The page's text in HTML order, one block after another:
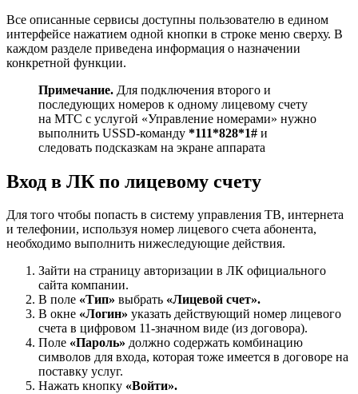
Все описанные сервисы доступны пользователю в едином
интерфейсе нажатием одной кнопки в строке меню сверху. В
каждом разделе приведена информация о назначении
конкретной функции.
Примечание. Для подключения второго и
последующих номеров к одному лицевому счету
на МТС с услугой «Управление номерами» нужно
выполнить USSD-команду *111*828*1# и
следовать подсказкам на экране аппарата
Вход в ЛК по лицевому счету
Для того чтобы попасть в систему управления ТВ, интернета
и телефонии, используя номер лицевого счета абонента,
необходимо выполнить нижеследующие действия.
Зайти на страницу авторизации в ЛК официального
сайта компании.
В поле «Тип» выбрать «Лицевой счет».
В окне «Логин» указать действующий номер лицевого
счета в цифровом 11-значном виде (из договора).
Поле «Пароль» должно содержать комбинацию
символов для входа, которая тоже имеется в договоре на
поставку услуг.
Нажать кнопку «Войти».